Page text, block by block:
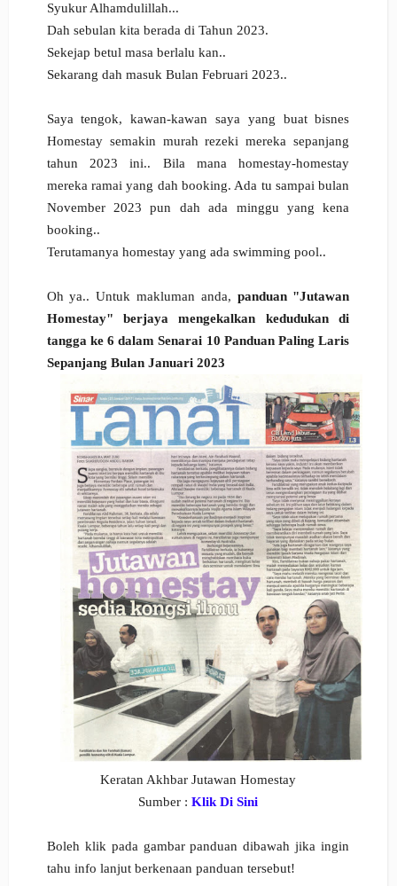
Syukur Alhamdulillah...
Dah sebulan kita berada di Tahun 2023.
Sekejap betul masa berlalu kan..
Sekarang dah masuk Bulan Februari 2023..
Saya tengok, kawan-kawan saya yang buat bisnes
Homestay semakin murah rezeki mereka sepanjang
tahun 2023 ini.. Bila mana homestay-homestay
mereka ramai yang dah booking. Ada tu sampai bulan
November 2023 pun dah ada minggu yang kena
booking..
Terutamanya homestay yang ada swimming pool..
Oh ya.. Untuk makluman anda, panduan "Jutawan
Homestay" berjaya mengekalkan kedudukan di
tangga ke 6 dalam Senarai 10 Panduan Paling Laris
Sepanjang Bulan Januari 2023
Keratan Akhbar Jutawan Homestay
Sumber : Klik Di Sini
Boleh klik pada gambar panduan dibawah jika ingin
tahu info lanjut berkenaan panduan tersebut!